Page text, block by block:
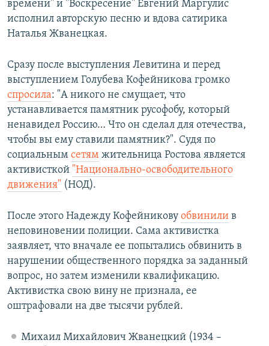
времени" и "Воскресение" Евгений Маргулис
исполнил авторскую песню и вдова сатирика
Наталья Жванецкая.
Сразу после выступления Левитина и перед
выступлением Голубева Кофейникова громко
спросила: "А никого не смущает, что
устанавливается памятник русофобу, который
ненавидел Россию… Что он сделал для отечества,
чтобы вы ему ставили памятник?". Судя по
социальным сетям жительница Ростова является
активисткой "Национально-освободительного
движения" (НОД).
После этого Надежду Кофейникову обвинили в
неповиновении полиции. Сама активистка
заявляет, что вначале ее попытались обвинить в
нарушении общественного порядка за заданный
вопрос, но затем изменили квалификацию.
Активистка свою вину не признала, ее
оштрафовали на две тысячи рублей.
Михаил Михайлович Жванецкий (1934 –